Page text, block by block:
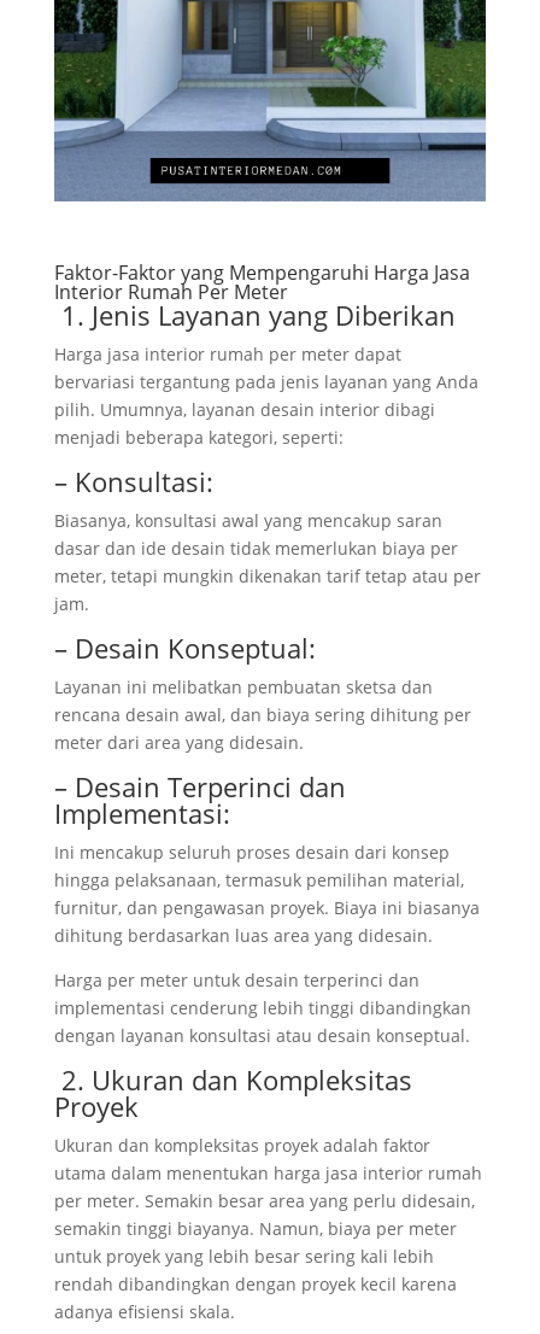
Faktor-Faktor yang Mempengaruhi Harga Jasa
Interior Rumah Per Meter
1. Jenis Layanan yang Diberikan
Harga jasa interior rumah per meter dapat
bervariasi tergantung pada jenis layanan yang Anda
pilih. Umumnya, layanan desain interior dibagi
menjadi beberapa kategori, seperti:
– Konsultasi:
Biasanya, konsultasi awal yang mencakup saran
dasar dan ide desain tidak memerlukan biaya per
meter, tetapi mungkin dikenakan tarif tetap atau per
jam.
– Desain Konseptual:
Layanan ini melibatkan pembuatan sketsa dan
rencana desain awal, dan biaya sering dihitung per
meter dari area yang didesain.
– Desain Terperinci dan
Implementasi:
Ini mencakup seluruh proses desain dari konsep
hingga pelaksanaan, termasuk pemilihan material,
furnitur, dan pengawasan proyek. Biaya ini biasanya
dihitung berdasarkan luas area yang didesain.
Harga per meter untuk desain terperinci dan
implementasi cenderung lebih tinggi dibandingkan
dengan layanan konsultasi atau desain konseptual.
2. Ukuran dan Kompleksitas
Proyek
Ukuran dan kompleksitas proyek adalah faktor
utama dalam menentukan harga jasa interior rumah
per meter. Semakin besar area yang perlu didesain,
semakin tinggi biayanya. Namun, biaya per meter
untuk proyek yang lebih besar sering kali lebih
rendah dibandingkan dengan proyek kecil karena
adanya efisiensi skala.